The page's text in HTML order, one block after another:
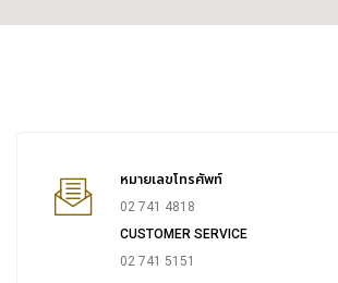
หมายเลขโทรศัพท์
02 741 4818
CUSTOMER SERVICE
02 741 5151